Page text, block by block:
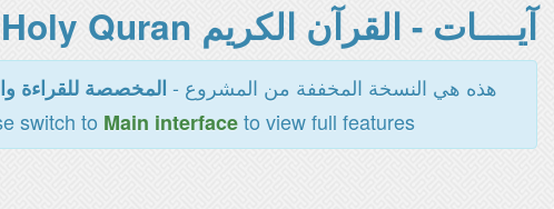
آيــــات - القرآن الكريم Holy Quran -
هذه هي النسخة المخففة من المشروع - المخصصة للقراءة
switch to Main interfaceto view full features